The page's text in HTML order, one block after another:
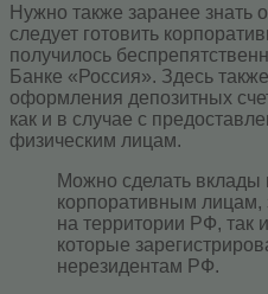
Нужно также заранее знать
следует готовить
получилось
Банке «Россия». Здесь
оформления депозитных
как и в случае с
физическим лицам.
Можно сделать вклады
корпоративным лицам,
на территории РФ, так
которые
нерезидентам РФ.